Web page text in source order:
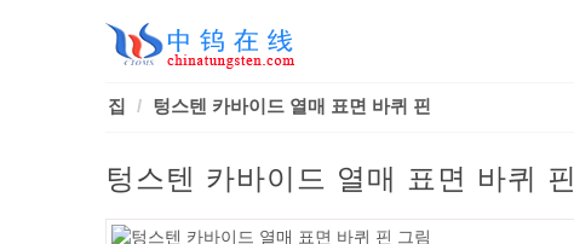
집 텅스텐 카바이드 열매 표면 바퀴 핀
텅스텐 카바이드 열매 표면 바퀴 핀